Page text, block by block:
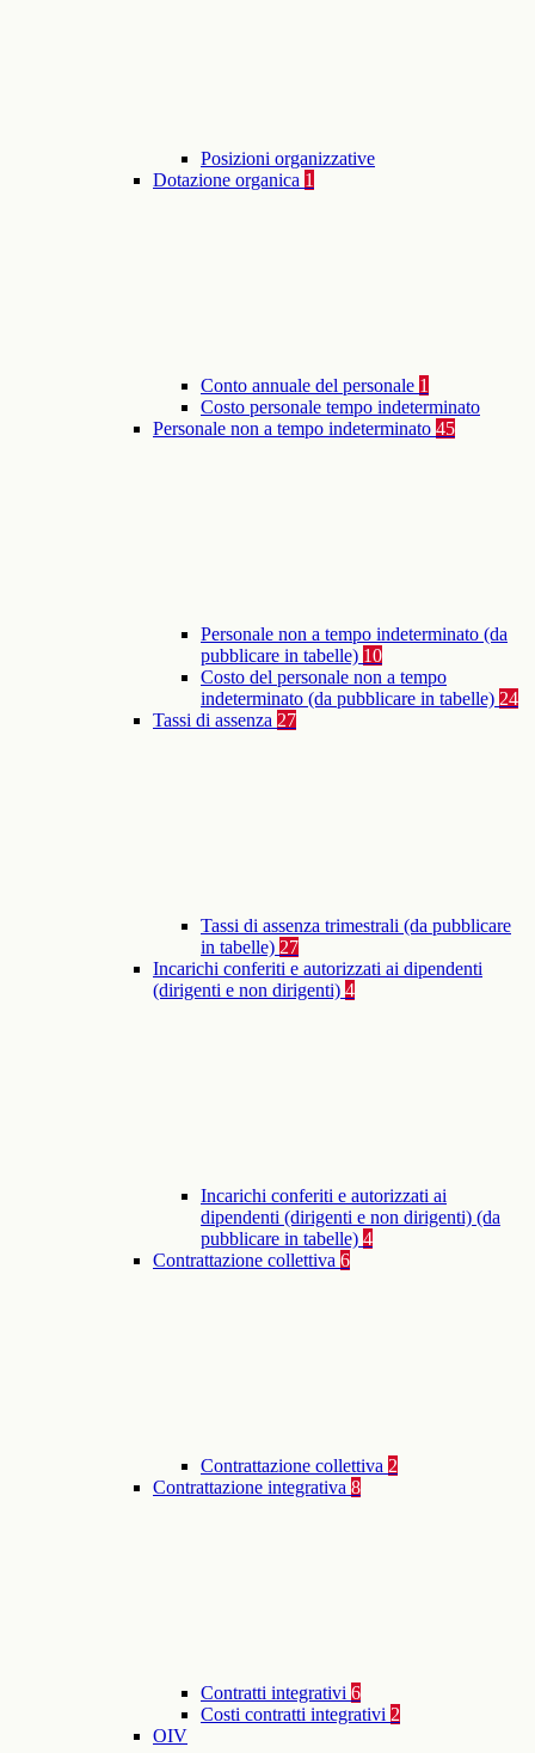
Posizioni organizzative
Dotazione organica 1
Conto annuale del personale 1
Costo personale tempo indeterminato
Personale non a tempo indeterminato 45
Personale non a tempo indeterminato (da
pubblicare in tabelle) 10
Costo del personale non a tempo
indeterminato (da pubblicare in tabelle) 24
Tassi di assenza 27
Tassi di assenza trimestrali (da pubblicare
in tabelle) 27
Incarichi conferiti e autorizzati ai dipendenti
(dirigenti e non dirigenti) 4
Incarichi conferiti e autorizzati ai
dipendenti (dirigenti e non dirigenti) (da
pubblicare in tabelle) 4
Contrattazione collettiva 6
Contrattazione collettiva 2
Contrattazione integrativa 8
Contratti integrativi 6
Costi contratti integrativi 2
OIV